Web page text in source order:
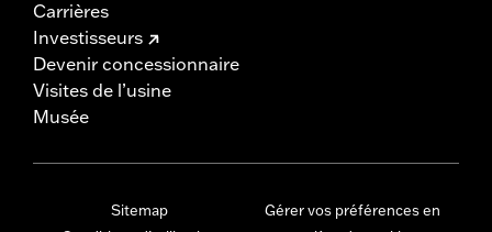
Carrières
Investisseurs
Devenir concessionnaire
Visites de l’usine
Musée
Sitemap
Gérer vos préférences en